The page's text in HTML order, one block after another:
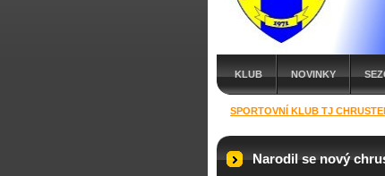
KLUB NOVINKY
SPORTOVNÍ KLUB TJ
Narodil se nový